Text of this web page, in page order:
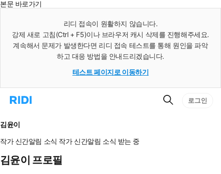
본문 바로가기
리디 접속이 원활하지 않습니다.
강제 새로 고침(Ctrl + F5)이나 브라우저 캐시 삭제를 진행해주세요.
계속해서 문제가 발생한다면 리디 접속 테스트를 통해 원인을 파악
하고 대응 방법을 안내드리겠습니다.
테스트 페이지로 이동하기
리
으
로
이
동
검
로그인
김윤이
작가 신간알림 소식 작가 신간알림 소식 받는 중
김윤이 프로필